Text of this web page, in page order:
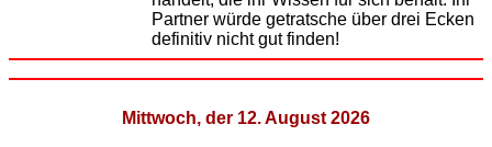
Partner würde getratsche über drei Ecken
definitiv nicht gut finden!
Mittwoch, der 12. August 2026